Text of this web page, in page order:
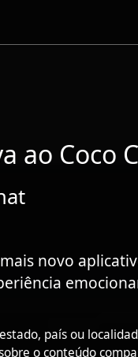
ao Coco
novo
país ou
o conteúdo